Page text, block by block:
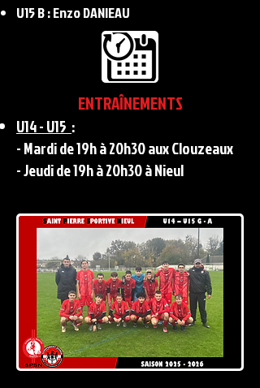
U15 B : Enzo DANIEAU
ENTRAÎNEMENTS
U14- U15 :
- Mardi de 19h à 20h30 aux Clouzeaux
- Jeudi de 19h à 20h30 à Nieul